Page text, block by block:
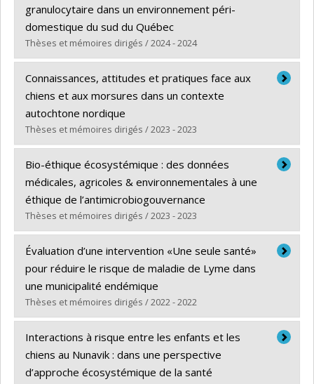
Cycle :Doctoral
Grade :Ph. D.
Lien vers le document dans Papyrus
granulocytaire dans un environnement péri-
domestique du sud du Québec
Thèses et mémoires dirigés / 2024 - 2024
Graduate :Audet-Legault, Raphaëlle
Cycle :Master's
Grade :M. Sc.
Lien vers le document dans Papyrus
Connaissances, attitudes et pratiques face aux
chiens et aux morsures dans un contexte
autochtone nordique
Thèses et mémoires dirigés / 2023 - 2023
Graduate : Daigle, Laurence
Cycle :Master's
Grade : M. Sc.
Lien vers le document dans Papyrus
Bio-éthique écosystémique : des données
médicales, agricoles & environnementales à une
éthique de l’antimicrobiogouvernance
Thèses et mémoires dirigés / 2023 - 2023
Graduate :Boudreau LeBlanc, Antoine
Cycle :Doctoral
Grade :Ph. D.
Lien vers le document dans Papyrus
Évaluation d’une intervention «Une seule santé»
pour réduire le risque de maladie de Lyme dans
une municipalité endémique
Thèses et mémoires dirigés / 2022 - 2022
Graduate :Potes, Liliana
Cycle :Master's
Grade :M. Sc.
Interactions à risque entre les enfants et les
chiens au Nunavik : dans une perspective
d’approche écosystémique de la santé